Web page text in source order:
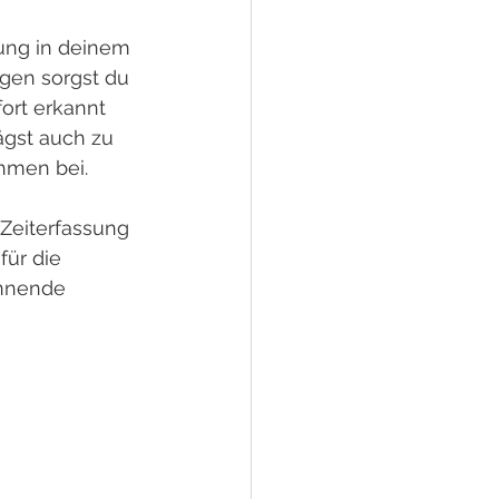
in deinem
sorgst du
erkannt
auch zu
bei.
die